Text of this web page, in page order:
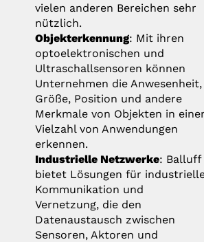
vielen anderen Bereichen sehr
nützlich.
Objekterkennung: Mit ihren
optoelektronischen und
Ultraschallsensoren können
Unternehmen die Anwesenheit,
Größe, Position und andere
Merkmale von Objekten in
Vielzahl von Anwendungen
erkennen.
Industrielle Netzwerke: Balluff
bietet Lösungen für
Kommunikation und
Vernetzung, die den
Datenaustausch zwischen
Sensoren, Aktoren und